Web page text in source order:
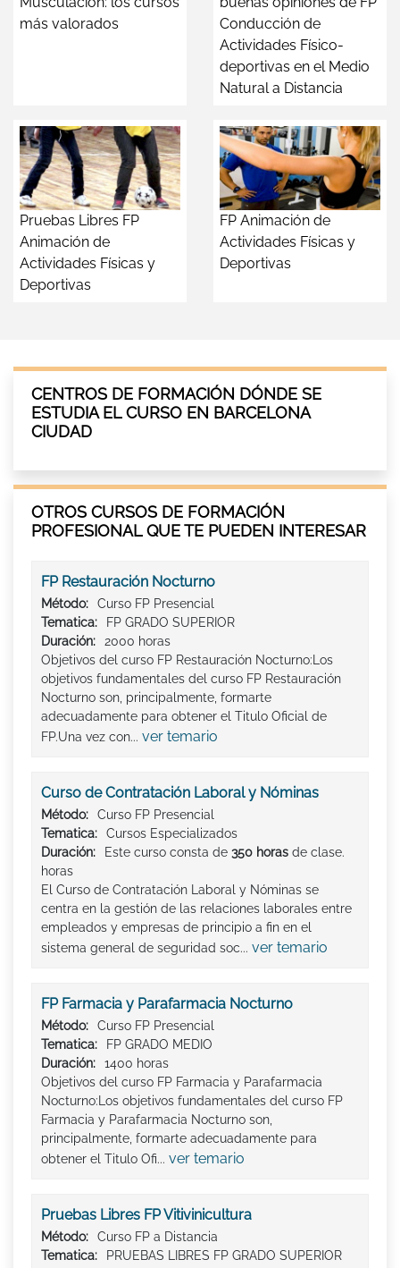
más valorados
Conducción de
Actividades Físico-
deportivas en el Medio
Natural a Distancia
Pruebas Libres FP
Animación de
Actividades Físicas y
Deportivas
FP Animación de
Actividades Físicas y
Deportivas
CENTROS DE FORMACIÓN DÓNDE SE
ESTUDIA EL CURSO EN BARCELONA
CIUDAD
OTROS CURSOS DE FORMACIÓN
PROFESIONAL QUE TE PUEDEN INTERESAR
FP Restauración Nocturno
Método:
Curso FP Presencial
Tematica:
FP GRADO SUPERIOR
Duración:
2000 horas
Objetivos del curso FP Restauración Nocturno:Los
objetivos fundamentales del curso FP Restauración
Nocturno son, principalmente, formarte
adecuadamente para obtener el Titulo Oficial de
FP.Una vez con... ver temario
Curso de Contratación Laboral y Nóminas
Método:
Curso FP Presencial
Tematica:
Cursos Especializados
Duración:
Este curso consta de 350 horas de clase.
horas
El Curso de Contratación Laboral y Nóminas se
centra en la gestión de las relaciones laborales entre
empleados y empresas de principio a fin en el
sistema general de seguridad soc... ver temario
FP Farmacia y Parafarmacia Nocturno
Método:
Curso FP Presencial
Tematica:
FP GRADO MEDIO
Duración:
1400 horas
Objetivos del curso FP Farmacia y Parafarmacia
Nocturno:Los objetivos fundamentales del curso FP
Farmacia y Parafarmacia Nocturno son,
principalmente, formarte adecuadamente para
obtener el Titulo Ofi... ver temario
Pruebas Libres FP Vitivinicultura
Método:
Curso FP a Distancia
Tematica:
PRUEBAS LIBRES FP GRADO SUPERIOR